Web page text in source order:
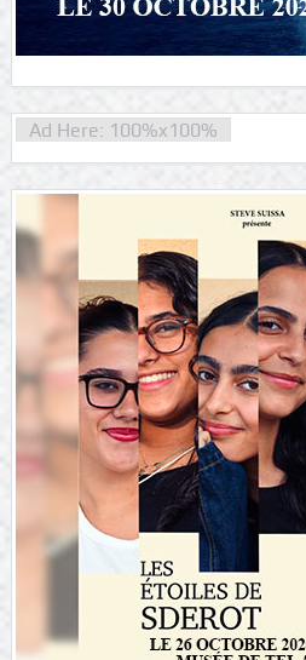
Ad Here: 100%x100%